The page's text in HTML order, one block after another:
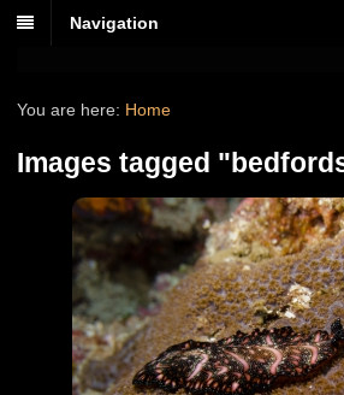
Navigation
You are here: Home
Images tagged